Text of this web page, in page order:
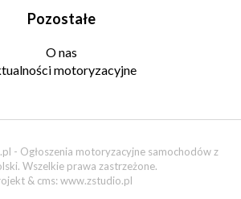
Pozostałe
O nas
motoryzacyjne
- Ogłoszenia motoryzacyjne samochodów z
Wszelkie prawa zastrzeżone.
& cms: www.zstudio.pl